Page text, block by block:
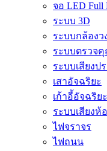
จอ LED Full
ระบบ 3D
ระบบกล้องว
ระบบตรวจ
ระบบเสียงป
เสาอัจฉริยะ
เก้าอี้อัจฉริยะ
ระบบเสียงห้
ไฟจราจร
ไฟถนน